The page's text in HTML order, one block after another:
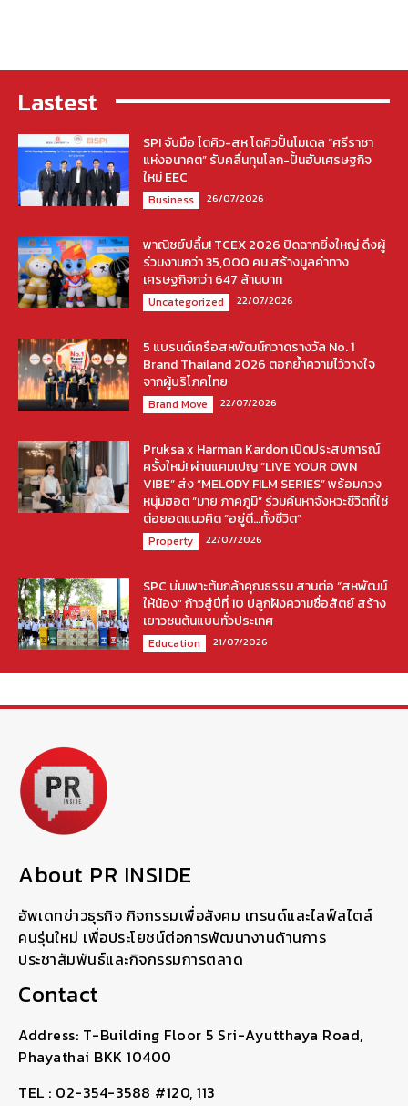
Lastest
SPI จับมือ โตคิว-สห โตคิวปั้นโมเดล “ศรีราชา
แห่งอนาคต” รับคลื่นทุนโลก-ปั้นฮับเศรษฐกิจ
ใหม่ EEC
Business 26/07/2026
พาณิชย์ปลื้ม! TCEX 2026 ปิดฉากยิ่งใหญ่ ดึงผู้
ร่วมงานกว่า 35,000 คน สร้างมูลค่าทาง
เศรษฐกิจกว่า 647 ล้านบาท
Uncategorized 22/07/2026
5 แบรนด์เครือสหพัฒน์กวาดรางวัล No. 1
Brand Thailand 2026 ตอกย้ำความไว้วางใจ
จากผู้บริโภคไทย
Brand Move 22/07/2026
Pruksa x Harman Kardon เปิดประสบการณ์
ครั้งใหม่! ผ่านแคมเปญ “LIVE YOUR OWN
VIBE” ส่ง “MELODY FILM SERIES” พร้อมควง
หนุ่มฮอต “มาย ภาคภูมิ” ร่วมค้นหาจังหวะชีวิตที่ใช่
ต่อยอดแนวคิด “อยู่ดี…ทั้งชีวิต”
Property 22/07/2026
SPC บ่มเพาะต้นกล้าคุณธรรม สานต่อ “สหพัฒน์
ให้น้อง” ก้าวสู่ปีที่ 10 ปลูกฝังความซื่อสัตย์ สร้าง
เยาวชนต้นแบบทั่วประเทศ
Education 21/07/2026
About PR INSIDE
อัพเดทข่าวธุรกิจ กิจกรรมเพื่อสังคม เทรนด์และไลฟ์สไตล์
คนรุ่นใหม่ เพื่อประโยชน์ต่อการพัฒนางานด้านการ
ประชาสัมพันธ์และกิจกรรมการตลาด
Contact
Address: T-Building Floor 5 Sri-Ayutthaya Road,
Phayathai BKK 10400
TEL : 02-354-3588 #120, 113